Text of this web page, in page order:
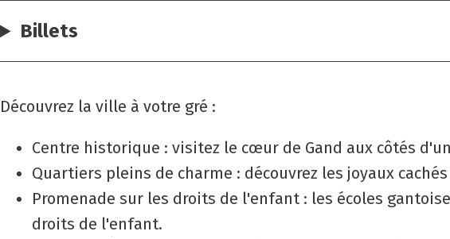
Billets
Découvrez la ville à votre gré :
Centre historique : visitez le cœur de Gand aux côtés
Quartiers pleins de charme : découvrez les joyaux
Promenade sur les droits de l'enfant : les écoles
droits de l'enfant.